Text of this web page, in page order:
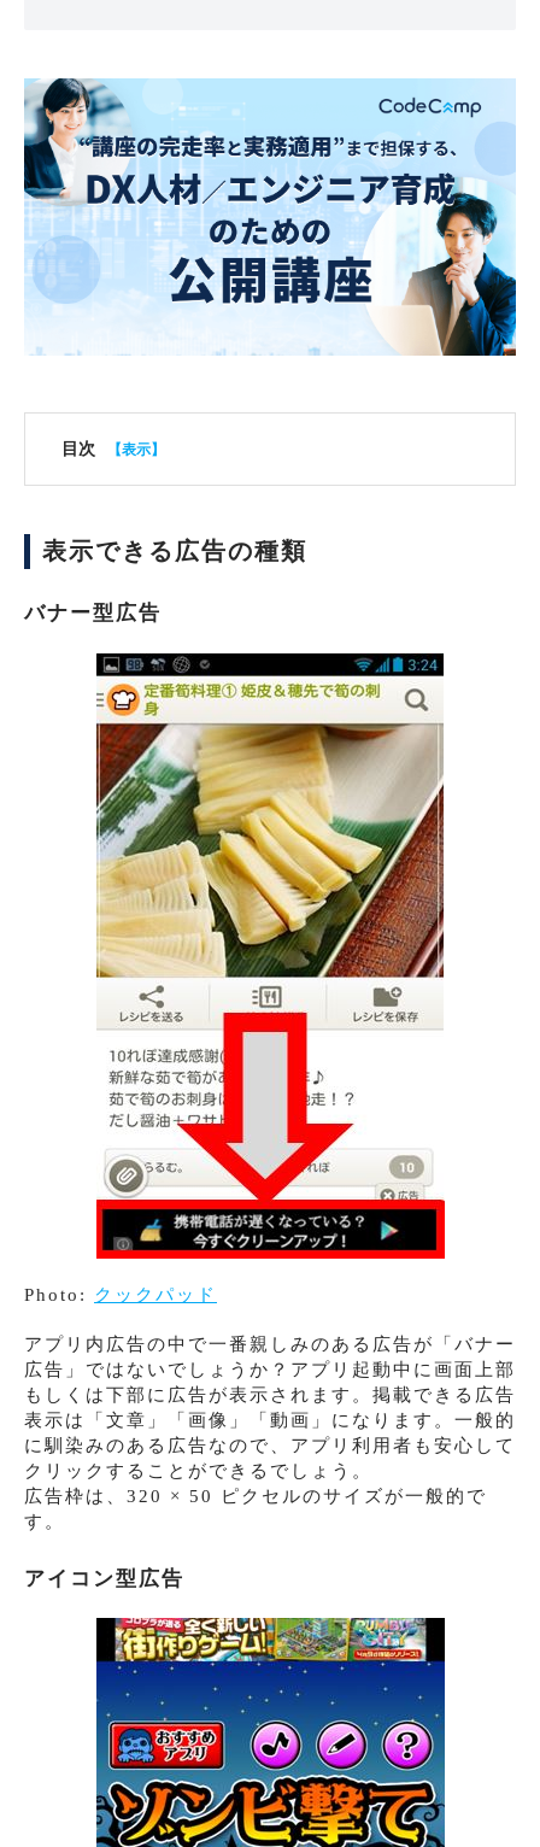
目次
表示できる広告の種類
バナー型広告
Photo: クックパッド
アプリ内広告の中で一番親しみのある広告が「バナー
広告」ではないでしょうか？アプリ起動中に画面上部
もしくは下部に広告が表示されます。掲載できる広告
表示は「文章」「画像」「動画」になります。一般的
に馴染みのある広告なので、アプリ利用者も安心して
クリックすることができるでしょう。
広告枠は、320 × 50 ピクセルのサイズが一般的で
す。
アイコン型広告